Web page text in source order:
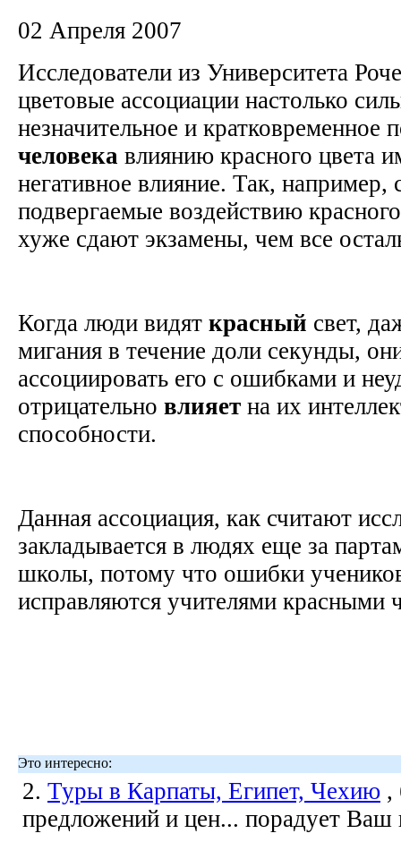
02 Апреля 2007
Исследователи из Университета
цветовые ассоциации настолько
незначительное и кратковременное
человека влиянию красного цвета
негативное влияние. Так, например,
подвергаемые воздействию
хуже сдают экзамены, чем все
Когда люди видят красный свет,
мигания в течение доли секунды,
ассоциировать его с ошибками и
отрицательно влияет на их
способности.
Данная ассоциация, как считают
закладывается в людях еще за
школы, потому что ошибки
исправляются учителями красными
Это интересно:
2. Туры в Карпаты, Египет, Чехию ,
предложений и цен... порадует Ваш